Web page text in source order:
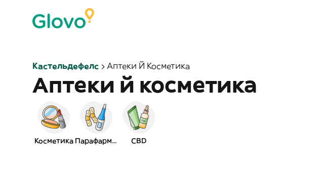
Кастельдефелс Аптеки Й Косметика
Аптеки й косметика
Косметика Парафармація CBD